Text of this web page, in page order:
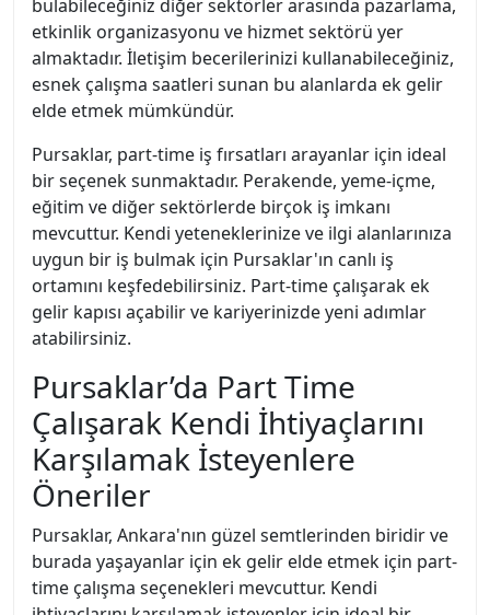
bulabileceğiniz diğer sektörler arasında pazarlama,
etkinlik organizasyonu ve hizmet sektörü yer
almaktadır. İletişim becerilerinizi kullanabileceğiniz,
esnek çalışma saatleri sunan bu alanlarda ek gelir
elde etmek mümkündür.
Pursaklar, part-time iş fırsatları arayanlar için ideal
bir seçenek sunmaktadır. Perakende, yeme-içme,
eğitim ve diğer sektörlerde birçok iş imkanı
mevcuttur. Kendi yeteneklerinize ve ilgi alanlarınıza
uygun bir iş bulmak için Pursaklar'ın canlı iş
ortamını keşfedebilirsiniz. Part-time çalışarak ek
gelir kapısı açabilir ve kariyerinizde yeni adımlar
atabilirsiniz.
Pursaklar’da Part Time
Çalışarak Kendi İhtiyaçlarını
Karşılamak İsteyenlere
Öneriler
Pursaklar, Ankara'nın güzel semtlerinden biridir ve
burada yaşayanlar için ek gelir elde etmek için part-
time çalışma seçenekleri mevcuttur. Kendi